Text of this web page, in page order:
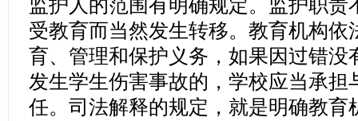
监护人的范围有明确规定。监护职责
受教育而当然发生转移。教育机构依
育、管理和保护义务，如果因过错没
发生学生伤害事故的，学校应当承担
任。司法解释的规定，就是明确教育